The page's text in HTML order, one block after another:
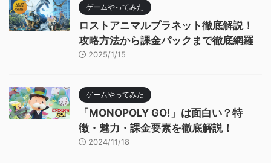
ゲームやってみた
ロストアニマルプラネット徹底解説！
攻略方法から課金パックまで徹底網羅
2025/1/15
ゲームやってみた
「MONOPOLY GO!」は面白い？特
徴・魅力・課金要素を徹底解説！
2024/11/18